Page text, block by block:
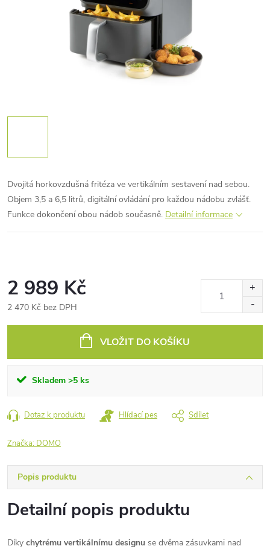
Dvojitá horkovzdušná fritéza ve vertikálním sestavení nad sebou.
Objem 3,5 a 6,5 litrů, digitální ovládání pro každou nádobu zvlášť.
Funkce dokončení obou nádob současně. Detailní informace
Skladem >5 ks
2 989 Kč
2 470 Kč bez DPH
VLOŽIT DO KOŠÍKU
Dotaz k produktu Hlídací pes Sdílet
Značka: DOMO
Popis produktu
Detailní popis produktu
Díky chytrému vertikálnímu designu se dvěma zásuvkami nad